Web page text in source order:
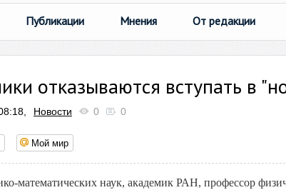
Публикации Мнения От редакции
отказываются вступать в
Новости 0 0
Мой мир
математических наук, академик РАН, профессор